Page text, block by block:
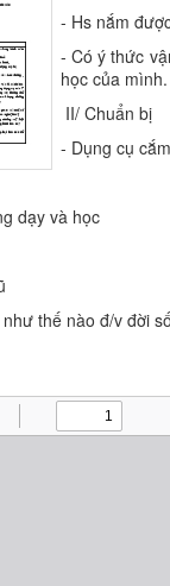
- Hs nắm
- Có ý thức
học của mình.
II/ Chuẩn bị
- Dụng cụ
dạy và học
thế nào đ/v đời